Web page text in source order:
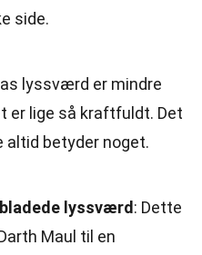
side.
lyssværd er mindre
er lige så kraftfuldt. Det
altid betyder noget.
lyssværd : Dette
Maul til en